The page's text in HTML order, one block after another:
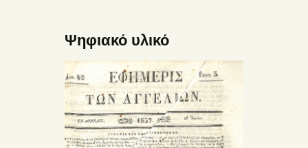
Ψηφιακό υλικό